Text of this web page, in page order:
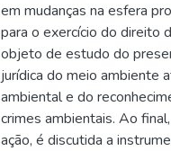
em mudanças na esfera
para o exercício do direito
objeto de estudo do
jurídica do meio ambiente
ambiental e do
crimes ambientais. Ao
ação, é discutida a